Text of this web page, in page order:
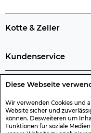
Diese Webseite
Wir verwenden Cookies und
Website sicher und
können. Desweiteren um
Funktionen für soziale
Kotte & Zeller
Kundenservice
Rechtliche
Geschenk-